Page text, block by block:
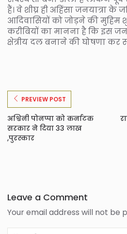
हैं। वे शीघ्र ही अहिंसा जनयात्रा
आदिवासियों को जोड़ने की
करीबियों का मानना है कि इस
क्षेत्रीय दल बनाने की घोषणा कर
PREVIEW POST
अश्विनी पोनप्पा को कर्नाटक
सरकार ने दिया 33 लाख
,पुरस्कार
Leave a Comment
Your email address will not be